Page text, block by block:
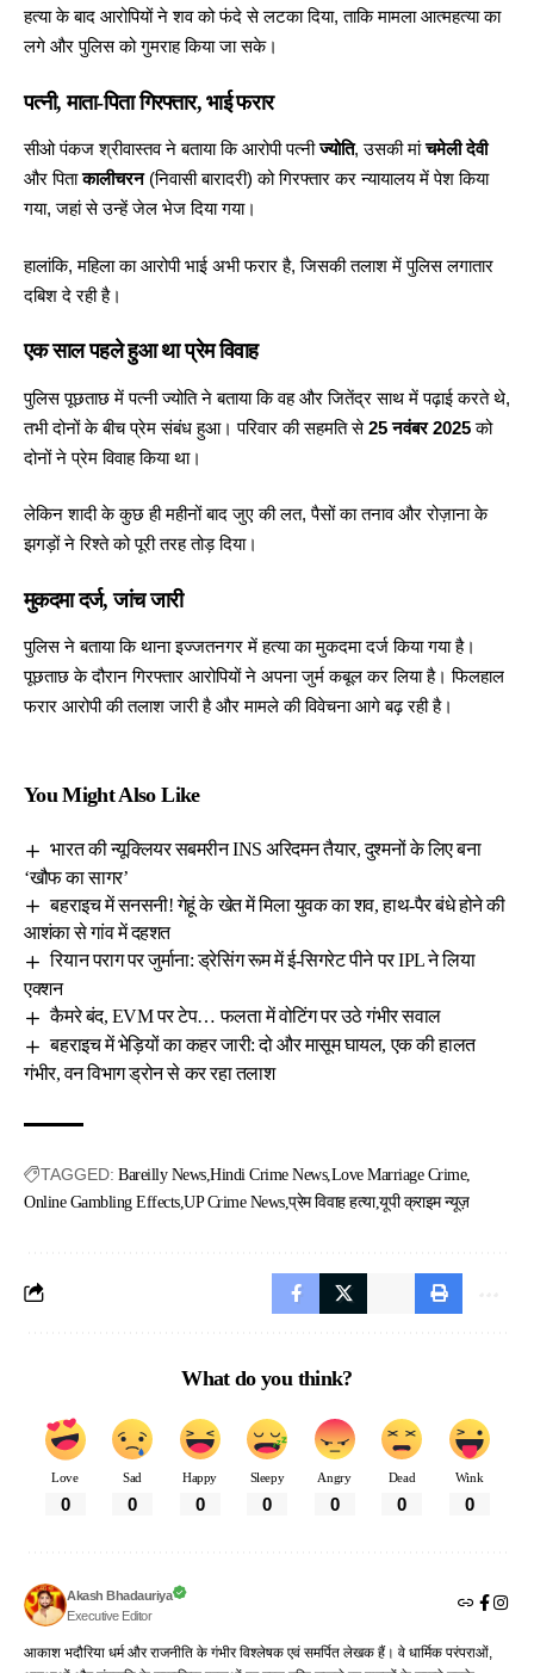
हत्या के बाद आरोपियों ने शव को फंदे सेलटका दिया, ताकि मामला आत्महत्या का
लगे और पुलिस को गुमराह किया जा सके।
पत्नी, माता-पिता गिरफ्तार, भाई फरार
सीओ पंकज श्रीवास्तव ने बताया कि आरोपी पत्नीज्योति, उसकी मांचमेली देवी
और पिताकालीचरन(निवासी बारादरी) कोगिरफ्तार कर न्यायालय मेंपेश किया
गया, जहां से उन्हें जेल भेज दिया गया।
हालांकि, महिला का आरोपी भाई अभी फरार है, जिसकी तलाश में पुलिस लगातार
दबिश दे रही है।
एक साल पहले हुआ था प्रेम विवाह
पुलिस पूछताछ में पत्नी ज्योति ने बताया कि वह और जितेंद्र साथ में पढ़ाई करते थे,
तभी दोनों के बीच प्रेम संबंध हुआ। परिवार की सहमति से25 नवंबर 2025को
दोनों नेप्रेम विवाहकिया था।
लेकिन शादी के कुछ ही महीनों बाद जुए की लत, पैसों का तनाव और रोज़ाना के
झगड़ों ने रिश्ते को पूरी तरह तोड़ दिया।
मुकदमा दर्ज, जांच जारी
पुलिस ने बतायाकि थाना इज्जतनगर में हत्याका मुकदमा दर्ज किया गया है।
पूछताछ के दौरान गिरफ्तार आरोपियों ने अपना जुर्म कबूल कर लिया है। फिलहाल
फरार आरोपी की तलाश जारी है और मामले की विवेचना आगे बढ़ रही है।
You Might Also Like
भारत की न्यूक्लियर सबमरीन INS अरिदमन तैयार, दुश्मनों के लिए बना
‘खौफ का सागर’
बहराइच में सनसनी! गेहूं के खेत में मिला युवक का शव, हाथ-पैर बंधे होने की
आशंका से गांव में दहशत
रियान पराग पर जुर्माना: ड्रेसिंग रूम में ई-सिगरेट पीने पर IPL ने लिया
एक्शन
कैमरे बंद, EVM पर टेप… फलता में वोटिंग पर उठे गंभीर सवाल
बहराइच में भेड़ियों का कहर जारी: दो और मासूम घायल, एक की हालत
गंभीर, वन विभाग ड्रोन से कर रहा तलाश
TAGGED: Bareilly News Hindi Crime News Love Marriage Crime
Online Gambling Effects UP Crime News प्रेम विवाह हत्या यूपी क्राइम न्यूज़
What do you think?
Love
0
Sad
0
Happy
0
Sleepy
0
Angry
0
Dead
0
Wink
0
Akash Bhadauriya
Executive Editor
आकाश भदौरिया धर्म और राजनीति के गंभीर विश्लेषक एवं समर्पित लेखक हैं। वे धार्मिक परंपराओं,